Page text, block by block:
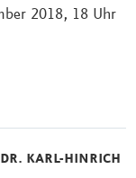
2018, 18 Uhr
KARL-HINRICH